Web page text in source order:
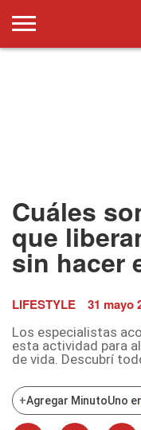
Cuáles
que
sin hacer
LIFESTYLE 31 mayo
Los especialistas
esta actividad para
de vida. Descubrí
+Agregar MinutoUno